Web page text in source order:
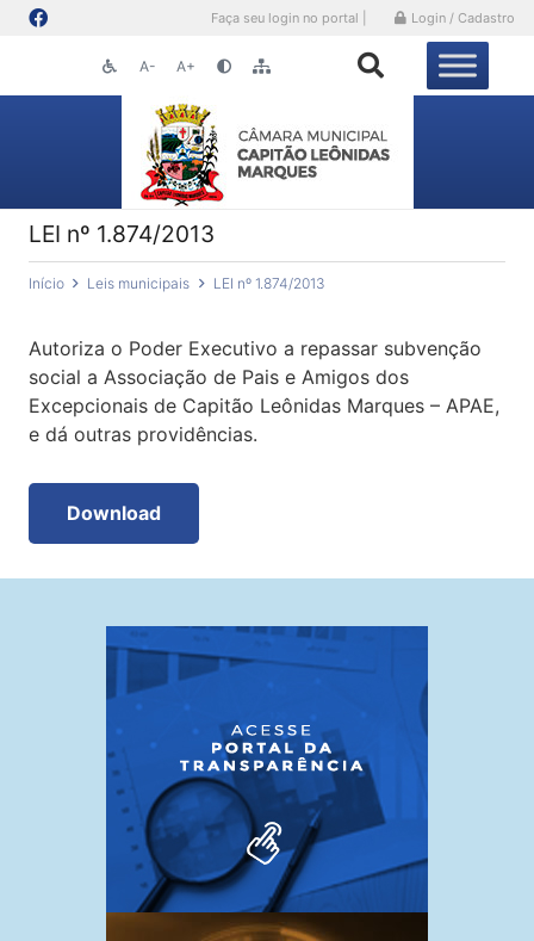
Faça seu login no portal | Login / Cadastro
A- A+
LEI nº 1.874/2013
Início Leis municipais LEI nº 1.874/2013
Autoriza o Poder Executivo a repassar subvenção
social a Associação de Pais e Amigos dos
Excepcionais de Capitão Leônidas Marques – APAE,
e dá outras providências.
Download